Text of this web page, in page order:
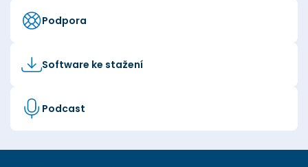
Podpora
Software ke stažení
Podcast